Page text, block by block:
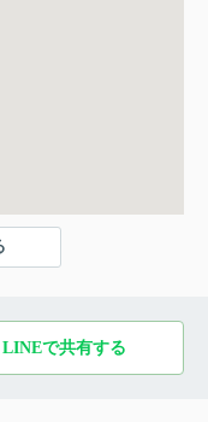
LINEで共有する